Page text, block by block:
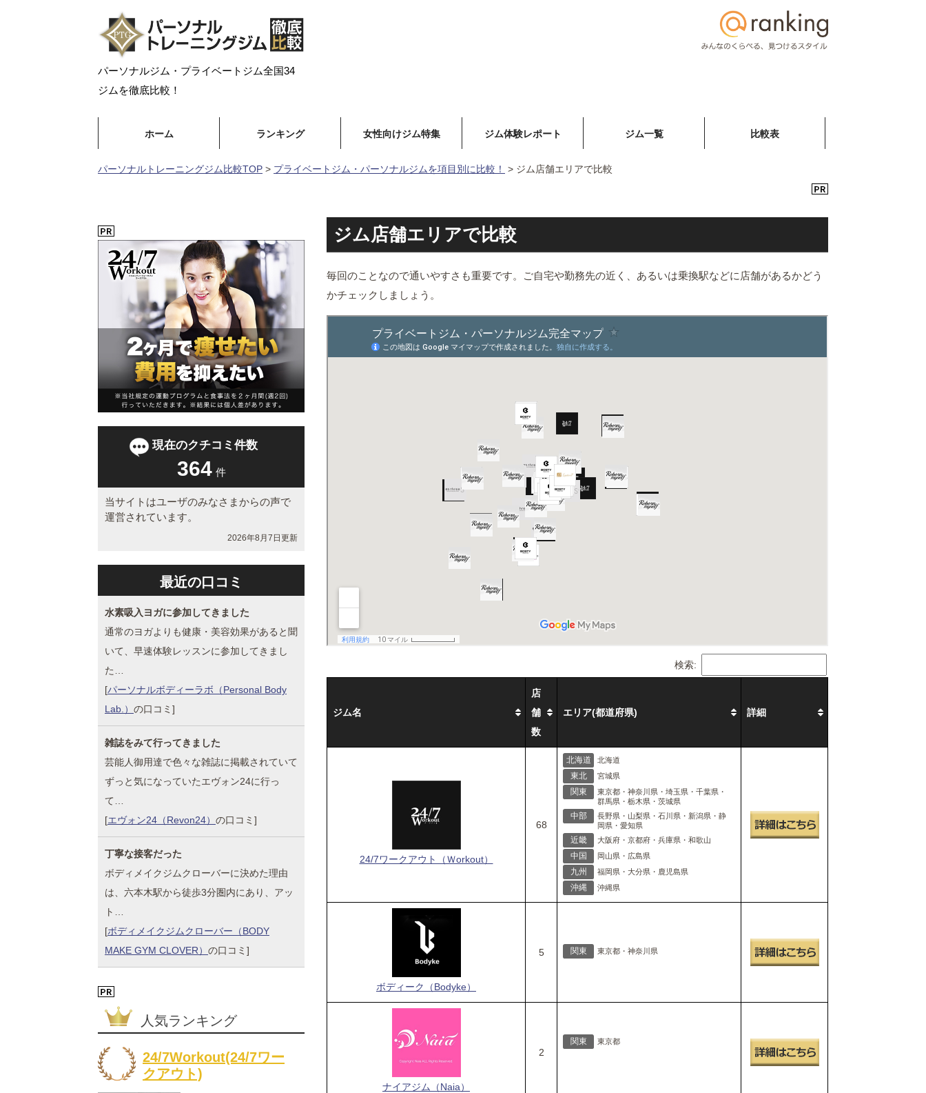
パーソナルジム・プライベートジム全国34
ジムを徹底比較！
ホーム ランキング 女性向けジム特集 ジム体験レポート ジム一覧 比較表
パーソナルトレーニングジム比較TOP > プライベートジム・パーソナルジムを項目別に比較！ > ジム店舗エリアで比較
ジム店舗エリアで比較
毎回のことなので通いやすさも重要です。ご自宅や勤務先の近く、あるいは乗換駅などに店舗があるかどう
かチェックしましょう。
検索:
ジム名
店
舗
数
エリア(都道府県) 詳細
24/7ワークアウト（Ｗorkout）
68
北海道 北海道
東北 宮城県
関東
東京都・神奈川県・埼玉県・千葉県・
群馬県・栃木県・茨城県
中部
長野県・山梨県・石川県・新潟県・静
岡県・愛知県
近畿 大阪府・京都府・兵庫県・和歌山
中国 岡山県・広島県
九州 福岡県・大分県・鹿児島県
沖縄 沖縄県
ボディーク（Bodyke）
5 関東 東京都・神奈川県
ナイアジム（Naia）
2
関東 東京都
現在のクチコミ件数
364 件
当サイトはユーザのみなさまからの声で
運営されています。
2026年8月7日更新
最近の口コミ
水素吸入ヨガに参加してきました
通常のヨガよりも健康・美容効果があると聞
いて、早速体験レッスンに参加してきまし
た…
[パーソナルボディーラボ（Personal Body
Lab.） の口コミ]
雑誌をみて行ってきました
芸能人御用達で色々な雑誌に掲載されていて
ずっと気になっていたエヴォン24に行っ
て…
[エヴォン24（Revon24） の口コミ]
丁寧な接客だった
ボディメイクジムクローバーに決めた理由
は、六本木駅から徒歩3分圏内にあり、アッ
ト…
[ボディメイクジムクローバー（BODY
MAKE GYM CLOVER） の口コミ]
人気ランキング
24/7Workout(24/7ワー
クアウト)